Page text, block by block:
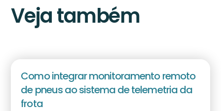
Veja também
Como integrar monitoramento remoto
de pneus ao sistema de telemetria da
frota